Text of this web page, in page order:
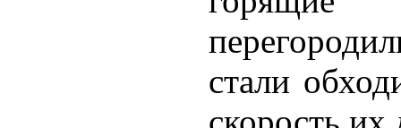
стали